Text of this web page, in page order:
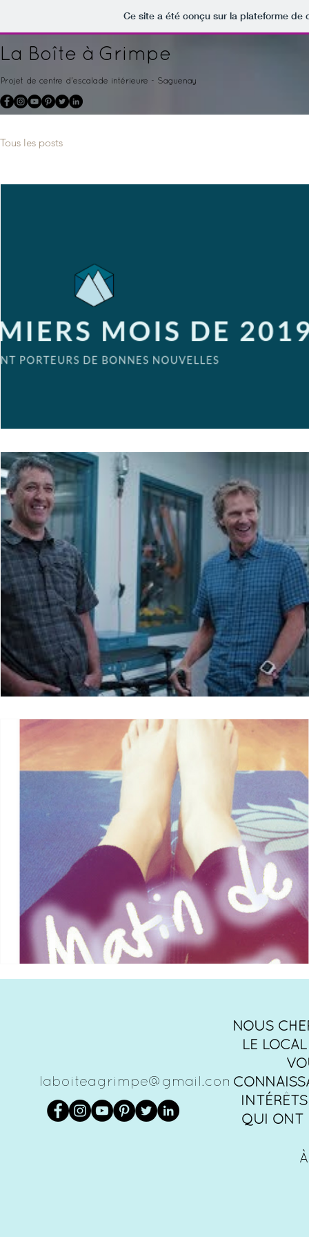
Ce site a été conçu sur la plateforme
La Boîte à Grimpe
Projet de centre d'escalade intérieure - Saguenay
Tous les posts
laboiteagrimpe@gmail.com
NOUS
LE
QUI ONT